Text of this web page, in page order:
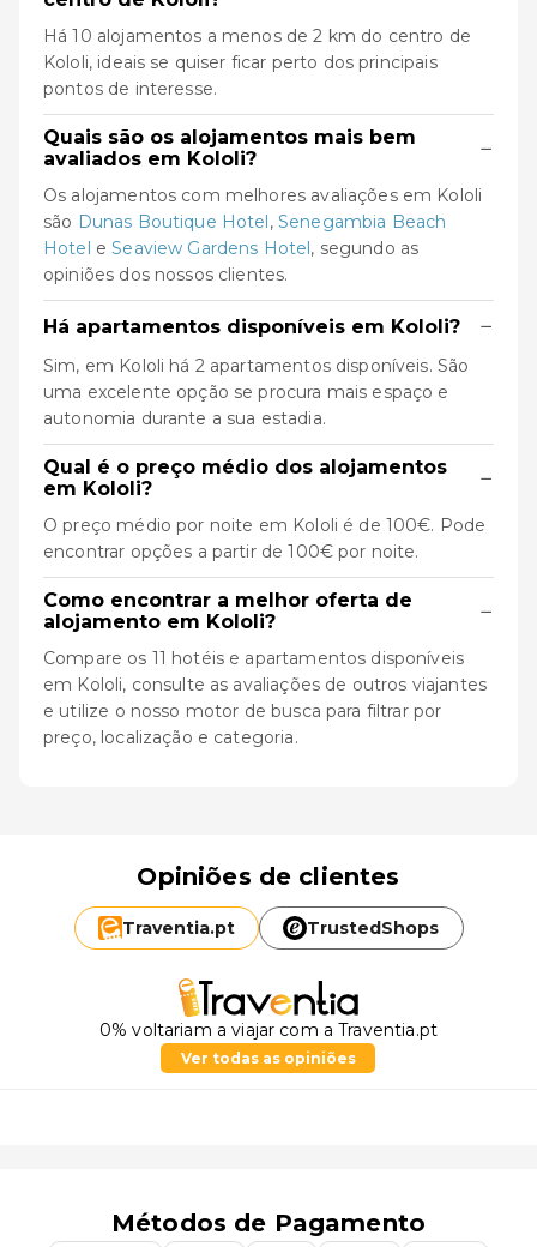
Há 10 alojamentos a menos de 2 km do centro de
Kololi, ideais se quiser ficar perto dos principais
pontos de interesse.
Quais são os alojamentos mais bem
avaliados em Kololi?
−
Os alojamentos com melhores avaliações em Kololi
são Dunas Boutique Hotel, Senegambia Beach
Hotel eSeaview Gardens Hotel, segundo as
opiniões dos nossos clientes.
Há apartamentos disponíveis em Kololi? −
Sim, em Kololi há 2 apartamentos disponíveis. São
uma excelente opção se procura mais espaço e
autonomia durante a sua estadia.
Qual é o preço médio dos alojamentos
em Kololi?
−
O preço médio por noite em Kololi é de 100€. Pode
encontrar opções a partir de 100€ por noite.
Como encontrar a melhor oferta de
alojamento em Kololi?
−
Compare os 11 hotéis e apartamentos disponíveis
em Kololi, consulte as avaliações de outros viajantes
e utilize o nosso motor de busca para filtrar por
preço, localização e categoria.
Opiniões de clientes
Traventia.pt TrustedShops
0% voltariam a viajar com a Traventia.pt
Ver todas as opiniões
Métodos de Pagamento